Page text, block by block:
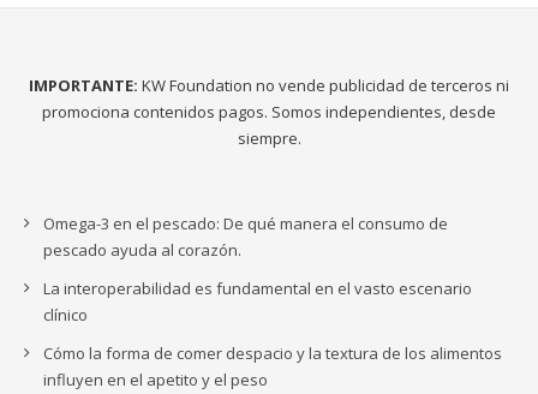
IMPORTANTE: KW Foundation no vende publicidad de terceros ni
promociona contenidos pagos. Somos independientes, desde
siempre.
Omega-3 en el pescado: De qué manera el consumo de
pescado ayuda al corazón.
La interoperabilidad es fundamental en el vasto escenario
clínico
Cómo la forma de comer despacio y la textura de los alimentos
influyen en el apetito y el peso